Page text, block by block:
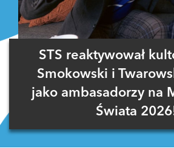
STS reaktywował
Smokowski i
jako ambasadorzy na
Świata